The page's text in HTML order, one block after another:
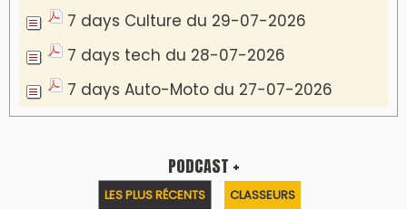
Communiqué de presse
Lesieur Cristal célèbre 85 ans d'engagement
en devenant partenaire du Moussem Moulay